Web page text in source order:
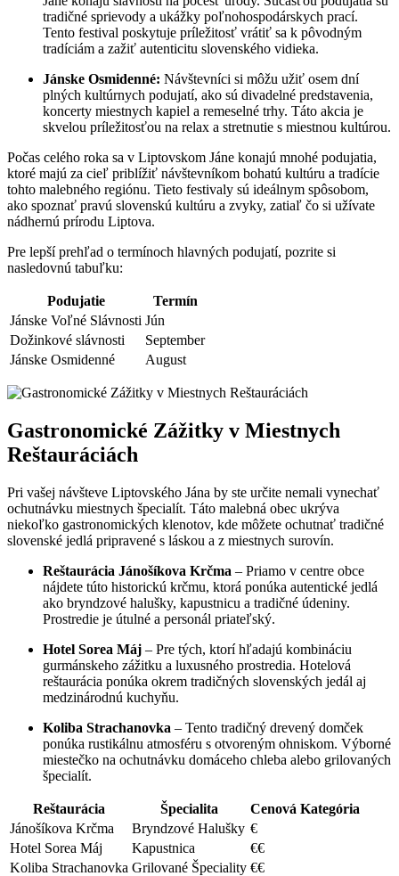
tradičné sprievody a ukážky poľnohospodárskych prací.
Tento festival poskytuje príležitosť vrátiť sa k pôvodným
tradíciám a zažiť autenticitu slovenského vidieka.
Jánske Osmidenné: Návštevníci si môžu užiť osem dní
plných kultúrnych podujatí, ako sú divadelné predstavenia,
koncerty miestnych kapiel a remeselné trhy. Táto akcia je
skvelou príležitosťou na relax a stretnutie s miestnou kultúrou.
Počas celého roka sa v Liptovskom Jáne konajú mnohé podujatia,
ktoré majú za cieľ priblížiť návštevníkom bohatú kultúru a tradície
tohto malebného regiónu. Tieto festivaly sú ideálnym spôsobom,
ako spoznať pravú slovenskú kultúru a zvyky, zatiaľ čo si užívate
nádhernú prírodu Liptova.
Pre lepší prehľad o termínoch hlavných podujatí, pozrite si
nasledovnú tabuľku:
Podujatie
Termín
Jánske Voľné Slávnosti Jún
Dožinkové slávnosti
September
Jánske Osmidenné
August
Gastronomické Zážitky v Miestnych
Reštauráciách
Pri vašej návšteve Liptovského Jána by ste určite nemali vynechať
ochutnávku miestnych špecialít. Táto malebná obec ukrýva
niekoľko gastronomických klenotov, kde môžete ochutnať tradičné
slovenské jedlá pripravené s láskou a z miestnych surovín.
Reštaurácia Jánošíkova Krčma – Priamo v centre obce
nájdete túto historickú krčmu, ktorá ponúka autentické jedlá
ako bryndzové halušky, kapustnicu a tradičné údeniny.
Prostredie je útulné a personál priateľský.
Hotel Sorea Máj – Pre tých, ktorí hľadajú kombináciu
gurmánskeho zážitku a luxusného prostredia. Hotelová
reštaurácia ponúka okrem tradičných slovenských jedál aj
medzinárodnú kuchyňu.
Koliba Strachanovka – Tento tradičný drevený domček
ponúka rustikálnu atmosféru s otvoreným ohniskom. Výborné
miestečko na ochutnávku domáceho chleba alebo grilovaných
špecialít.
Reštaurácia Špecialita
Cenová Kategória
Jánošíkova Krčma
Bryndzové Halušky €
Hotel Sorea Máj
Kapustnica
€€
Koliba Strachanovka Grilované Špeciality €€